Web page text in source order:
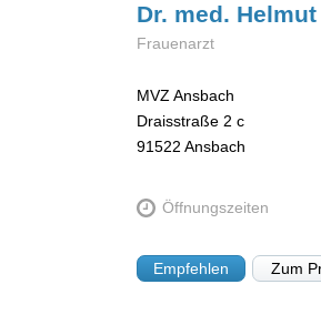
Dr. med. Helmut
Frauenarzt
MVZ Ansbach
Draisstraße 2 c
91522 Ansbach
Öffnungszeiten
Empfehlen Zum